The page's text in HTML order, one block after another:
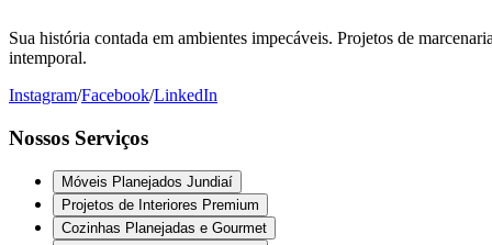
Sua história contada em ambientes impecáveis. Projetos de
intemporal.
Instagram/Facebook/LinkedIn
Nossos Serviços
Móveis Planejados Jundiaí
Projetos de Interiores Premium
Cozinhas Planejadas e Gourmet